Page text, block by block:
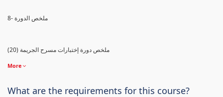
8- ملخص الدورة
(20) ملخص دورة إختبارات مسرح الجريمة
More
What are the requirements for this course?